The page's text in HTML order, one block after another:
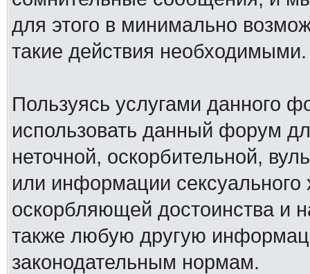
для этого в минимально
такие действия необходимыми.
Пользуясь услугами данного
использовать данный форум
неточной, оскорбительной,
или информации
оскорбляющей достоинства и
также любую другую
законодательным нормам.